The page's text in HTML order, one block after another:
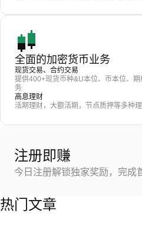
全面的加密货币业务
现货交易、合约交易
提供400+现货币种&U本位、币本位、
务
高息理财
活期理财，大额活期，节点质押等多种
注册即赚
今日注册解锁独家奖励，完成
热门文章